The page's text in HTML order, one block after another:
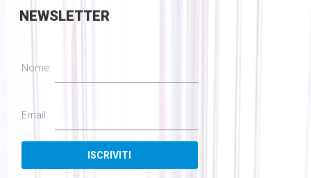
NEWSLETTER
Nome:
Email: